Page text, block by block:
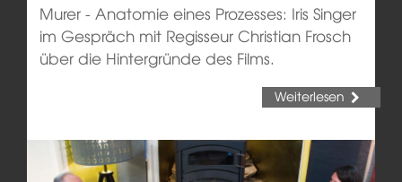
Murer - Anatomie eines Prozesses: Iris Singer
im Gespräch mit Regisseur Christian Frosch
über die Hintergründe des Films.
Weiterlesen